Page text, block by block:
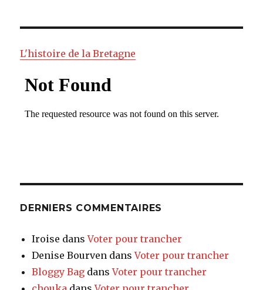
L'histoire de la Bretagne
DERNIERS COMMENTAIRES
Iroise dansVoter pour trancher
Denise Bourven dansVoter pour trancher
Bloggy Bag dansVoter pour trancher